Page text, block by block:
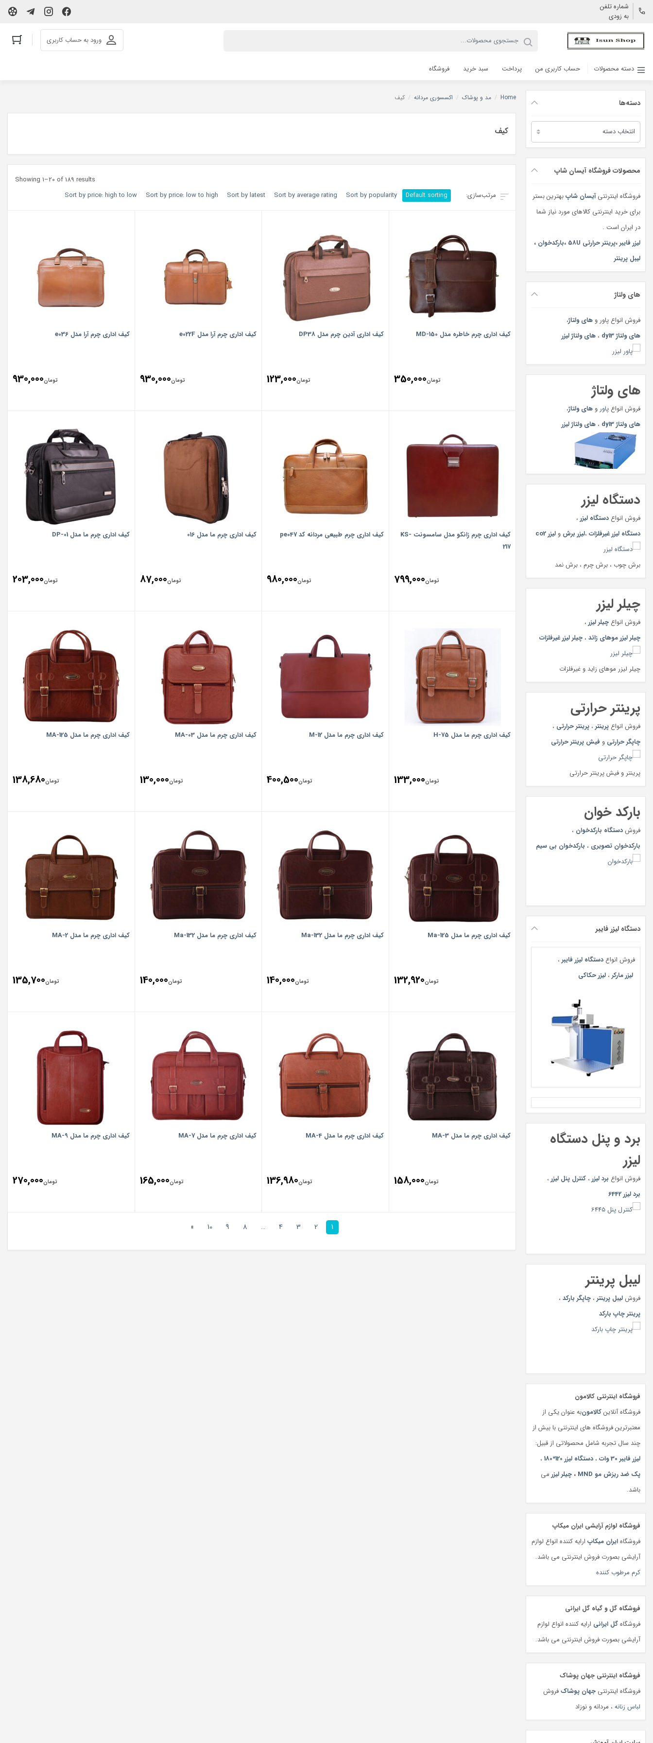
شماره تلفن
به زودی
ورود به حساب کاربری
دسته محصولات حساب کاربری من پرداخت سبد خرید فروشگاه
دسته‌ها
دسته‌ها
محصولات فروشگاه آیسان شاپ
فروشگاه اینترنتیآیسان شاپبهترین بستر
برای خرید اینترنتی کالاهای مورد نیاز شما
در ایران است .
لیزر فایبر،پرینتر حرارتی 58U ،بارکدخوان ،
لیبل پرینتر
های ولتاژ
فروش انواع پاور و های ولتاژ،
های ولتاژ dy13
، های ولتاژ لیزر
های ولتاژ
فروش انواع پاور و های ولتاژ،
های ولتاژ dy13
، های ولتاژ لیزر
دستگاه لیزر
فروش انواع دستگاه لیزر ،
دستگاه لیزر غیرفلزات ،لیزر برش و لیزر co2
برش چوب ، برش چرم ، برش نمد
چیلر لیزر
فروش انواع چیلر لیزر ،
چیلر لیزر موهای زائد ، چیلر لیزر غیرفلزات
چیلر لیزر موهای زاید و غیرفلزات
پرینتر حرارتی
فروش انواع پرینتر ، پرینتر حرارتی ،
چاپگر حرارتی و فیش پرینتر حرارتی
پرینتر و فیش پرینتر حرارتی
بارکد خوان
فروشدستگاه بارکدخوان ،
بارکدخوان تصویری ، بارکدخوان بی سیم
دستگاه لیزر فایبر
فروش انواع دستگاه لیزر فایبر ،
لیزر مارکر ، لیزر حکاکی
برد و پنل دستگاه
لیزر
فروش انواع برد لیزر ، کنترل پنل لیزر ،
برد لیزر 6442
لیبل پرینتر
فروشلیبل پرینتر ، چاپگر بارکد ،
پرینتر چاپ بارکد
فروشگاه اینترنتی کالامون
فروشگاه آنلاینکالامونبه عنوان یکی از
معتبرترین فروشگاه های اینترنتی با بیش از
چند سال تجربه شامل محصولاتی از قبیل:
لیزر فایبر 30 وات
، دستگاه لیزر 120*180
،
پک ضد ریزش مو MND
، چیلر لیزر می
باشد.
فروشگاه لوازم آرایشی ایران میکاپ
فروشگاهایران میکاپ ارایه کننده انواع لوازم
آرایشی بصورت فروش اینترنتی می باشد.
کرم مرطوب کننده
فروشگاه گل و گیاه گل ایرانی
فروشگاهگل ایرانی ارایه کننده انواع لوازم
آرایشی بصورت فروش اینترنتی می باشد.
فروشگاه اینترنتی جهان پوشاک
فروشگاه اینترنتی جهان پوشاکفروش
لباس زنانه ، مردانه و نوزاد
Home
/ مد و پوشاک / اکسسوری مردانه / کیف
کیف
Showing 1–20 of 189 results
Default sorting
Sort by popularity
Sort by average rating
Sort by latest
Sort by price: low to high
Sort by price: high to low
کیف اداری چرم خاطره مدل MD-150
تومان350,000
کیف اداری آدین چرم مدل DP38
تومان123,000
کیف اداری چرم آرا مدل e022F
تومان930,000
کیف اداری چرم آرا مدل e036
تومان930,000
کیف اداری چرم زانکو مدل سامسونت KS-
217
تومان799,000
کیف اداری چرم طبیعی مردانه کد pe047
تومان980,000
کیف اداری چرم ما مدل 016
تومان87,000
کیف اداری چرم ما مدل DP-01
تومان203,000
کیف اداری چرم ما مدل H-75
تومان133,000
کیف اداری چرم ما مدل M-12
تومان400,500
کیف اداری چرم ما مدل MA-03
تومان130,000
کیف اداری چرم ما مدل MA-125
تومان138,680
کیف اداری چرم ما مدل Ma-125
تومان132,920
کیف اداری چرم ما مدل Ma-132
تومان140,000
کیف اداری چرم ما مدل Ma-132
تومان140,000
کیف اداری چرم ما مدل MA-2
تومان135,700
کیف اداری چرم ما مدل MA-3
تومان158,000
کیف اداری چرم ما مدل MA-4
تومان136,980
کیف اداری چرم ما مدل MA-7
تومان165,000
کیف اداری چرم ما مدل MA-9
تومان270,000
1
2
3
4
…
8
9
10
»